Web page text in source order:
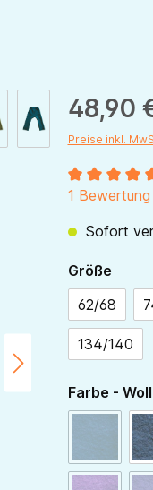
48,90
Preise inkl.
1 Bewertung
Sofort
Größe
62/68
134/140
Farbe -
(Diese